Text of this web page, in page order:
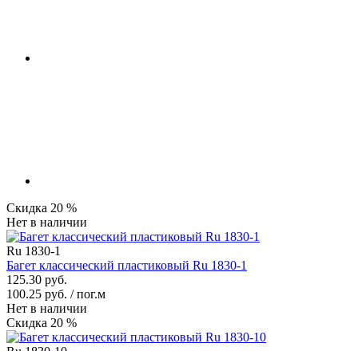
Скидка 20 %
Нет в наличии
Ru 1830-1
Багет классический пластиковый Ru 1830-1
125.30 руб.
100.25 руб. / пог.м
Нет в наличии
Скидка 20 %